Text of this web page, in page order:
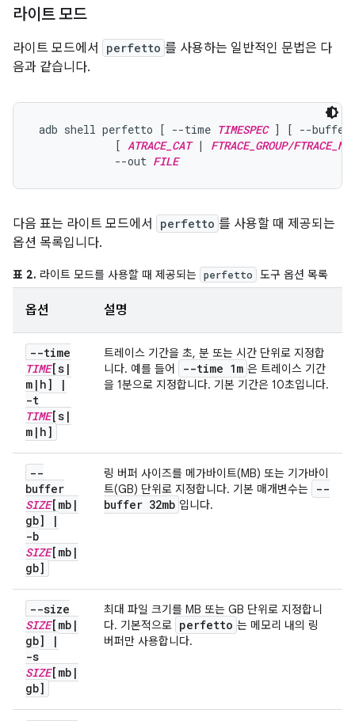
라이트 모드
라이트 모드에서 perfetto 를 사용하는 일반적인 문법은 다
음과 같습니다.
adb shell perfetto [ --time TIMESPEC ] [ --
             [
ATRACE_CAT | FTRACE_GROUP/
             --out
FILE
다음 표는 라이트 모드에서 perfetto 를 사용할 때 제공되는
옵션 목록입니다.
표 2. 라이트 모드를 사용할 때 제공되는 perfetto 도구 옵션 목록
옵션 설명
--time
TIME[s |
m | h]
|
-t
TIME[s |
m | h]
트레이스 기간을 초, 분 또는 시간 단위로 지정합
니다. 예를 들어
--time 1m 은 트레이스 기간
을 1분으로 지정합니다. 기본 기간은 10초입니다.
--
buffer
SIZE[mb |
gb]
|
-b
SIZE[mb |
gb]
링 버퍼 사이즈를 메가바이트(MB) 또는 기가바이
트(GB) 단위로 지정합니다. 기본 매개변수는
--
buffer 32mb 입니다.
--size
SIZE[mb |
gb]
|
-s
SIZE[mb |
gb]
최대 파일 크기를 MB 또는 GB 단위로 지정합니
다. 기본적으로 perfetto 는 메모리 내의 링
버퍼만 사용합니다.